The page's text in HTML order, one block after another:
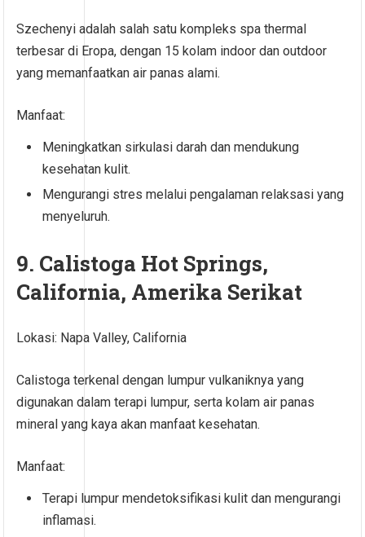
Szechenyi adalah salah satu kompleks spa thermal
terbesar di Eropa, dengan 15 kolam indoor dan outdoor
yang memanfaatkan air panas alami.
Manfaat:
Meningkatkan sirkulasi darah dan mendukung
kesehatan kulit.
Mengurangi stres melalui pengalaman relaksasi yang
menyeluruh.
9. Calistoga Hot Springs,
California, Amerika Serikat
Lokasi: Napa Valley, California
Calistoga terkenal dengan lumpur vulkaniknya yang
digunakan dalam terapi lumpur, serta kolam air panas
mineral yang kaya akan manfaat kesehatan.
Manfaat:
Terapi lumpur mendetoksifikasi kulit dan mengurangi
inflamasi.